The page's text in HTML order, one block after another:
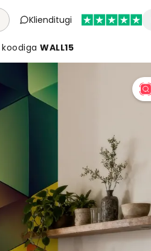
Klienditugi
koodiga WALL15